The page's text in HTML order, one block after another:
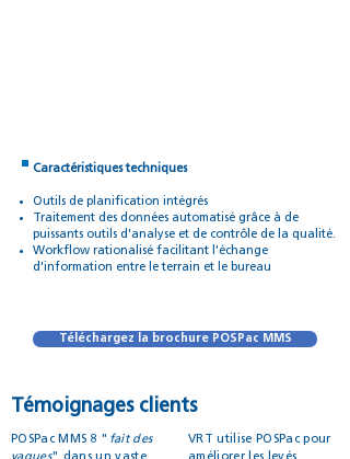
Caractéristiques techniques
Outils de planification intégrés
Traitement des données automatisé grâce à de
puissants outils d'analyse et de contrôle de la qualité.
Workflow rationalisé facilitant l'échange
d'information entre le terrain et le bureau
Téléchargez la brochure POSPac MMS
Témoignages clients
POSPac MMS 8 " fait des
VRT utilise POSPac pour